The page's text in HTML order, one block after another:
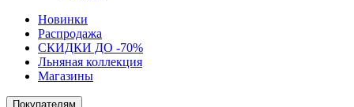
Новинки
Распродажа
СКИДКИ ДО -70%
Льняная коллекция
Магазины
Покупателям